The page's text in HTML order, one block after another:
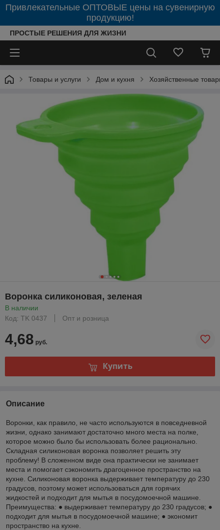
Привлекательные ОПТОВЫЕ цены на сувенирную
продукцию!
ПРОСТЫЕ РЕШЕНИЯ ДЛЯ ЖИЗНИ
Товары и услуги Дом и кухня Хозяйственные
Воронка силиконовая, зеленая
В наличии
Код: TK 0437
Опт и розница
4,68 руб.
Купить
Описание
Воронки, как правило, не часто используются в повседневной
жизни, однако занимают достаточно много места на полке,
которое можно было бы использовать более рационально.
Складная силиконовая воронка позволяет решить эту
проблему! В сложенном виде она практически не занимает
места и помогает сэкономить драгоценное пространство на
кухне. Силиконовая воронка выдерживает температуру до 230
градусов, поэтому может использоваться для горячих
жидкостей и подходит для мытья в посудомоечной машине.
Преимущества: ● выдерживает температуру до 230 градусов; ●
подходит для мытья в посудомоечной машине; ● экономит
пространство на кухне.